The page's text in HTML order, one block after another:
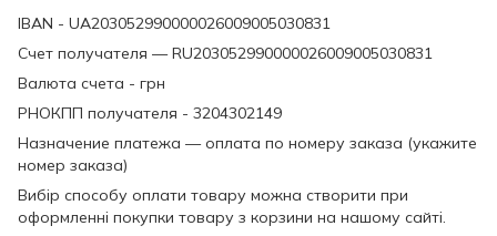
IBAN - UA203052990000026009005030831
Счет получателя — RU203052990000026009005030831
Валюта счета - грн
РНОКПП получателя - 3204302149
Назначение платежа — оплата по номеру заказа (укажите
номер заказа)
Вибір способу оплати товару можна створити при
оформленні покупки товару з корзини на нашому сайті.